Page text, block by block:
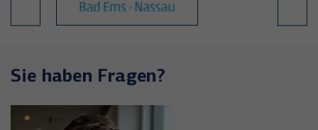
Sie haben Fragen?